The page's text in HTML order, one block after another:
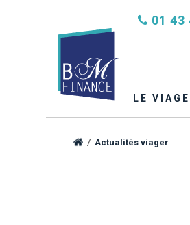
01 43
LE
/ Actualités viager